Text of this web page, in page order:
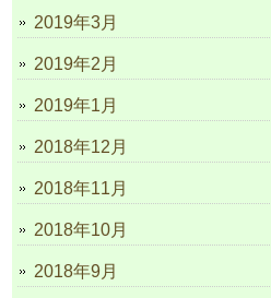
2019年3月
2019年2月
2019年1月
2018年12月
2018年11月
2018年10月
2018年9月